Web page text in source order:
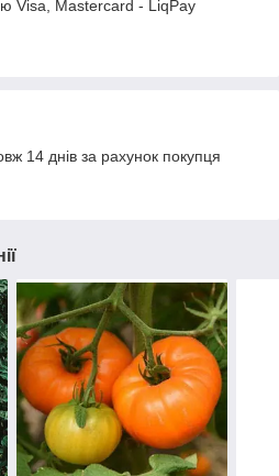
Visa, Mastercard - LiqPay
14 днів за рахунок покупця